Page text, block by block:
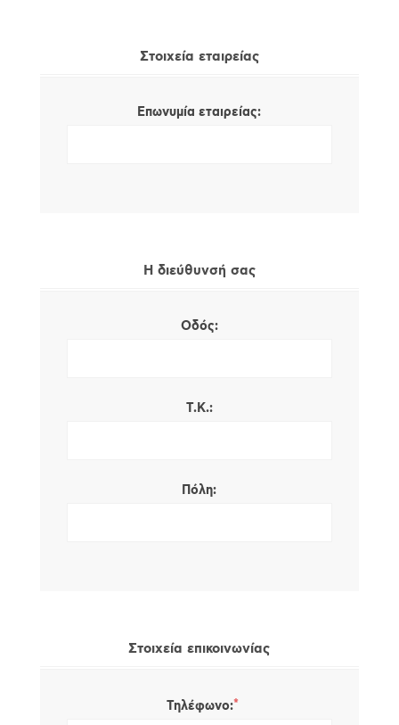
Στοιχεία εταιρείας
Επωνυμία εταιρείας:
Η διεύθυνσή σας
Οδός:
Τ.Κ.:
Πόλη:
Στοιχεία επικοινωνίας
Τηλέφωνο:*